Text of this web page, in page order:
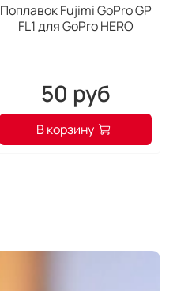
Поплавок Fujimi GoPro GP
FL1 для GoPro HERO
50 руб
В корзину